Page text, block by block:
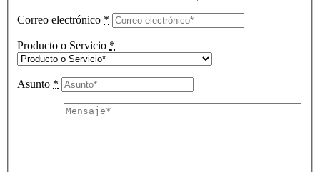
Correo electrónico *
Producto o Servicio *
Asunto *